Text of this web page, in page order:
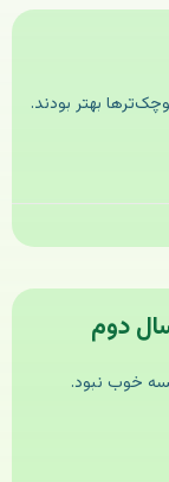
بهتر بودند.
دوم
خوب نبود.